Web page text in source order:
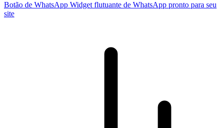
Botão de WhatsApp Widget flutuante de WhatsApp pronto para seu
site